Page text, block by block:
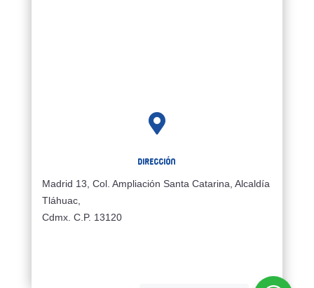

Dirección
Madrid 13, Col. Ampliación Santa Catarina, Alcaldía
Tláhuac,
Cdmx. C.P. 13120